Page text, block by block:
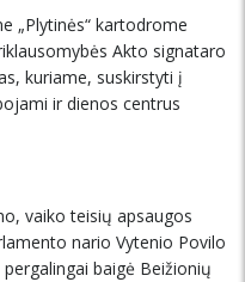
„Plytinės“ kartodrome
Akto signataro
kuriame, suskirstyti į
ir dienos centrus
vaiko teisių apsaugos
nario Vytenio Povilo
baigė Beižionių